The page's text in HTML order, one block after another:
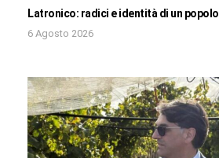
Latronico: radici e identità di un popolo
6 Agosto 2026